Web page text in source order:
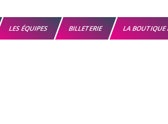
LES ÉQUIPES BILLETERIE LA BOUTIQUE